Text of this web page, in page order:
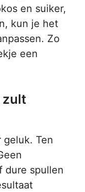
en suiker,
kun je het
Zo
een
zult
geluk. Ten
dure spullen